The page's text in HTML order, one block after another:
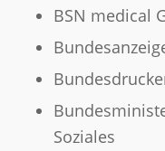
BSN medical
Soziales